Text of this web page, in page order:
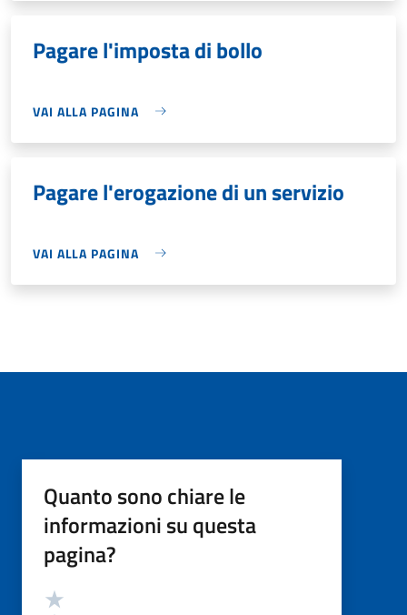
Pagare l'imposta di bollo
VAI ALLA PAGINA
Pagare l'erogazione di un servizio
VAI ALLA PAGINA
Quanto sono chiare le
informazioni su questa
pagina?
Valutazione